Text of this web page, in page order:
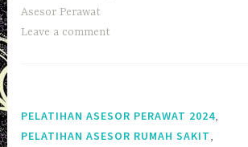
Asesor Perawat
Leave a comment
PELATIHAN ASESOR PERAWAT 2024
PELATIHAN ASESOR RUMAH SAKIT